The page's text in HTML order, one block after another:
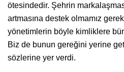
ötesindedir. Şehrin
artmasına destek olmamız
yönetimlerin böyle kimliklere
Biz de bunun gereğini yerine
sözlerine yer verdi.